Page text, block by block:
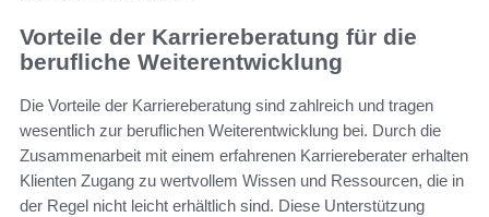
Vorteile der Karriereberatung für die
berufliche Weiterentwicklung
Die Vorteile der Karriereberatung sind zahlreich und tragen
wesentlich zur beruflichen Weiterentwicklung bei. Durch die
Zusammenarbeit mit einem erfahrenen Karriereberater erhalten
Klienten Zugang zu wertvollem Wissen und Ressourcen, die in
der Regel nicht leicht erhältlich sind. Diese Unterstützung